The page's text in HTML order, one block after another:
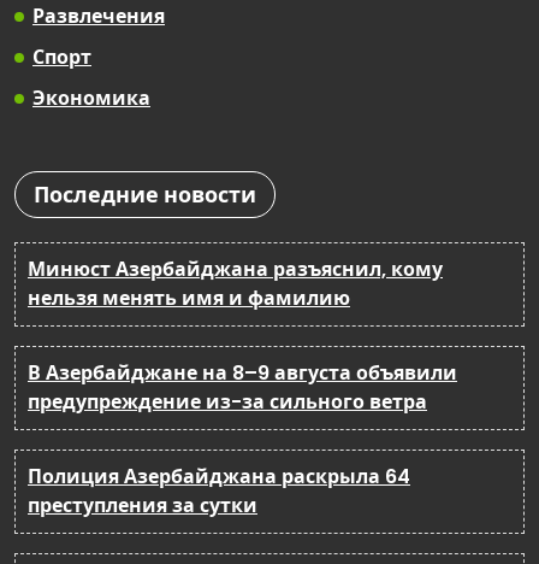
Развлечения
Спорт
Экономика
Последние новости
Минюст Азербайджана разъяснил, кому
нельзя менять имя и фамилию
В Азербайджане на 8–9 августа объявили
предупреждение из-за сильного ветра
Полиция Азербайджана раскрыла 64
преступления за сутки